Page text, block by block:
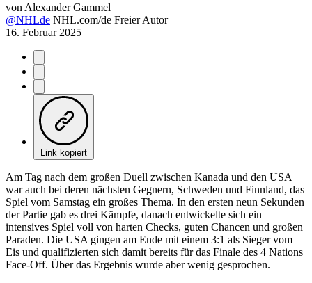
von Alexander Gammel
@NHLde NHL.com/de Freier Autor
16. Februar 2025
Link kopiert
Am Tag nach dem großen Duell zwischen Kanada und den USA
war auch bei deren nächsten Gegnern, Schweden und Finnland, das
Spiel vom Samstag ein großes Thema. In den ersten neun Sekunden
der Partie gab es drei Kämpfe, danach entwickelte sich ein
intensives Spiel voll von harten Checks, guten Chancen und großen
Paraden. Die USA gingen am Ende mit einem 3:1 als Sieger vom
Eis und qualifizierten sich damit bereits für das Finale des 4 Nations
Face-Off. Über das Ergebnis wurde aber wenig gesprochen.